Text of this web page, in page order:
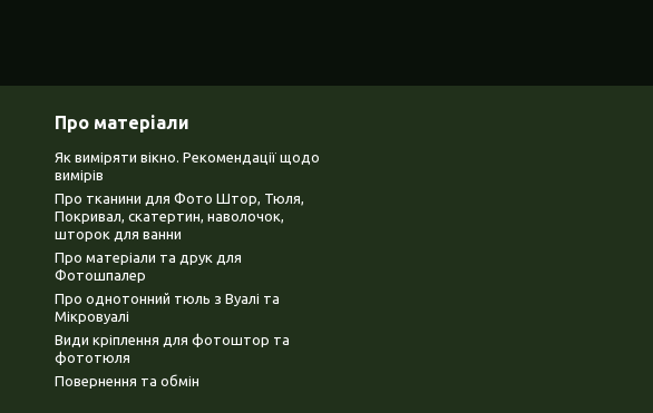
Про матеріали
Як виміряти вікно. Рекомендації щодо
вимірів
Про тканини для Фото Штор, Тюля,
Покривал, скатертин, наволочок,
шторок для ванни
Про матеріали та друк для
Фотошпалер
Про однотонний тюль з Вуалі та
Мікровуалі
Види кріплення для фотоштор та
фототюля
Повернення та обмін